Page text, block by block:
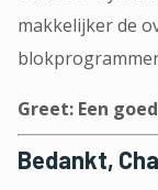
makkelijker de
Greet: Een
Bedankt,